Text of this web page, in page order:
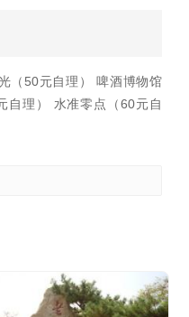
（50元自理） 啤酒博物馆
自理） 水准零点（60元自